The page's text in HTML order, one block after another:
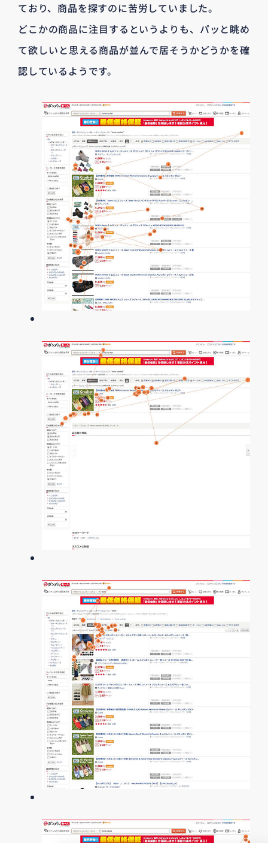
ており、商品を探すのに苦労していました。
どこかの商品に注目するというよりも、パッと眺め
て欲しいと思える商品が並んで居そうかどうかを確
認しているようです。